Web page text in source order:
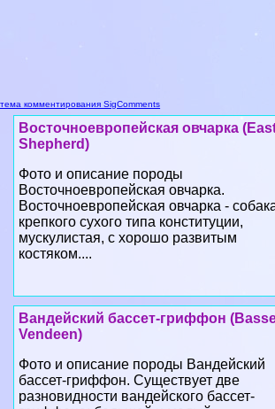
комментирования SigComments
Восточноевропейская овчарка
Shepherd)
Фото и описание породы
Восточноевропейская овчарка.
Восточноевропейская овчарка -
крепкого сухого типа конституции,
мускулистая, с хорошо развитым
костяком....
Вандейский бассет-гриффон
Vendeen)
Фото и описание породы Вандейский
бассет-гриффон. Существует две
разновидности вандейского бассет-